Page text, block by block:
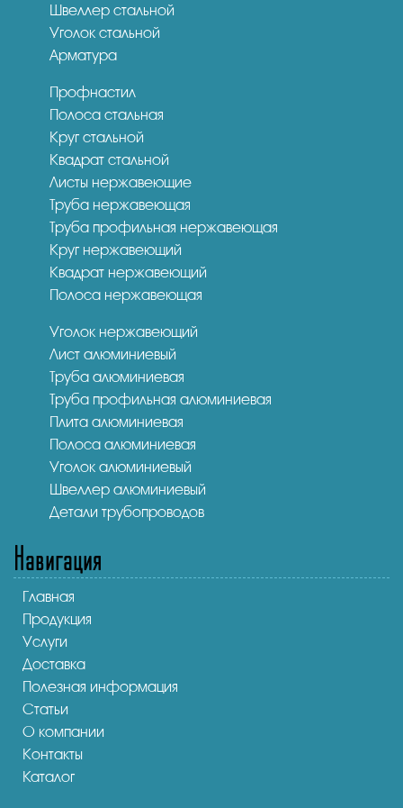
Швеллер стальной
Уголок стальной
Арматура
Профнастил
Полоса стальная
Круг стальной
Квадрат стальной
Листы нержавеющие
Труба нержавеющая
Труба профильная нержавеющая
Круг нержавеющий
Квадрат нержавеющий
Полоса нержавеющая
Уголок нержавеющий
Лист алюминиевый
Труба алюминиевая
Труба профильная алюминиевая
Плита алюминиевая
Полоса алюминиевая
Уголок алюминиевый
Швеллер алюминиевый
Детали трубопроводов
Навигация
Главная
Продукция
Услуги
Доставка
Полезная информация
Статьи
О компании
Контакты
Каталог